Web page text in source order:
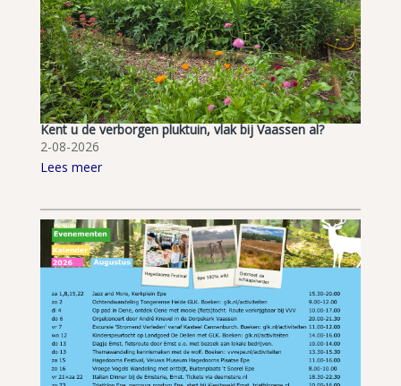
Kent u de verborgen pluktuin, vlak bij Vaassen al?
2-08-2026
Lees meer